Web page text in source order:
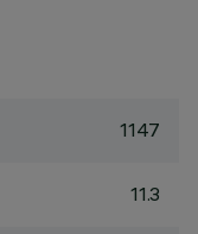
1147
11.3